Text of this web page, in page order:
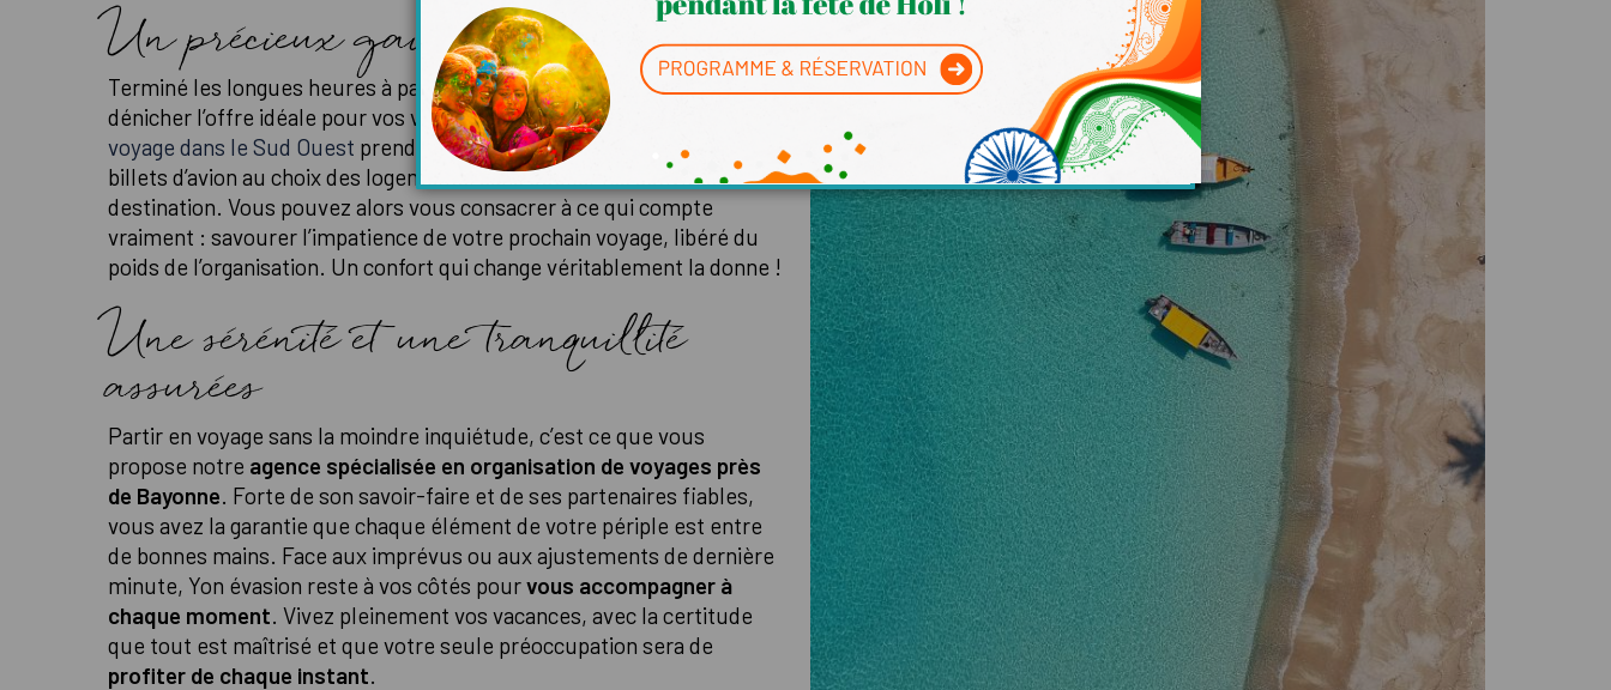
Un précieux gain de temps
Terminé les longues heures à parcourir les plateformes en ligne pour
dénicher l’offre idéale pour vos vacances. L’équipe de notre
voyage dans le Sud Ouest prend tout en charge à votre place, des
billets d’avion au choix des logements, sans oublier les activités à
destination. Vous pouvez alors vous consacrer à ce qui compte
vraiment : savourer l’impatience de votre prochain voyage, libéré du
poids de l’organisation. Un confort qui change véritablement la donne !
Une sérénité et une tranquillité
assurées
Partir en voyage sans la moindre inquiétude, c’est ce que vous
propose notre agence spécialisée en organisation de voyages près
de Bayonne. Forte de son savoir-faire et de ses partenaires fiables,
vous avez la garantie que chaque élément de votre périple est entre
de bonnes mains. Face aux imprévus ou aux ajustements de dernière
minute, Yon évasion reste à vos côtés pourvous accompagner à
chaque moment. Vivez pleinement vos vacances, avec la certitude
que tout est maîtrisé et que votre seule préoccupation sera de
profiter de chaque instant.